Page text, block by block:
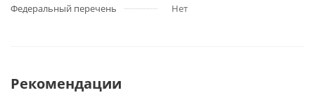
Федеральный перечень
Нет
Рекомендации